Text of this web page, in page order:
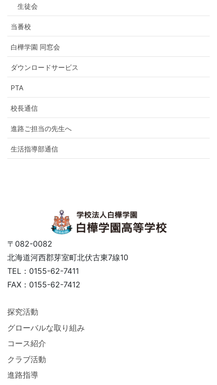
生徒会
当番校
白樺学園 同窓会
ダウンロードサービス
PTA
校長通信
進路ご担当の先生へ
生活指導部通信
〒082-0082
北海道河西郡芽室町北伏古東7線10
TEL：0155-62-7411
FAX：0155-62-7412
探究活動
グローバルな取り組み
コース紹介
クラブ活動
進路指導